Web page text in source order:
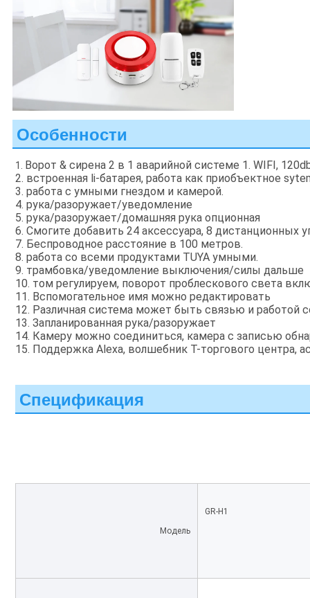
Особенности
1. Ворот & сирена 2 в 1 аварийной системе 1. WIFI,
2. встроенная li-батарея, работа как приобъектное
3. работа с умными гнездом и камерой.
4. рука/разоружает/уведомление
5. рука/разоружает/домашняя рука опционная
6. Смогите добавить 24 аксессуара, 8 дистанционных
7. Беспроводное расстояние в 100 метров.
8. работа со всеми продуктами TUYA умными.
9. трамбовка/уведомление выключения/силы дальше
10. том регулируем, поворот проблескового света
11. Вспомогательное имя можно редактировать
12. Различная система может быть связью и работой
13. Запланированная рука/разоружает
14. Камеру можно соединиться, камера с записью
15. Поддержка Alexa, волшебник T-торгового центра,
Спецификация
Модель
GR-H1